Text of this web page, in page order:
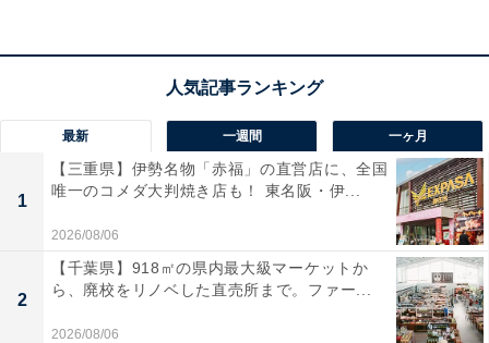
最新 一週間 一ヶ月
1
【三重県】伊勢名物「赤福」の直営店に、全国
唯一のコメダ大判焼き店も！ 東名阪・伊...
2026/08/06
2
【千葉県】918㎡の県内最大級マーケットか
ら、廃校をリノベした直売所まで。ファー...
2026/08/06